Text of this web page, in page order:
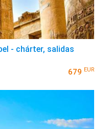
- chárter, salidas
679 EUR